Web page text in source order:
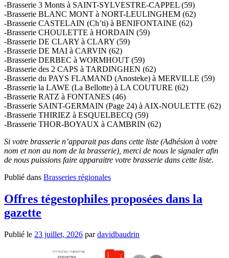
-Brasserie 3 Monts à SAINT-SYLVESTRE-CAPPEL (59)
-Brasserie BLANC MONT à NORT-LEULINGHEM (62)
-Brasserie CASTELAIN (Ch’ti) à BENIFONTAINE (62)
-Brasserie CHOULETTE à HORDAIN (59)
-Brasserie DE CLARY à CLARY (59)
-Brasserie DE MAI à CARVIN (62)
-Brasserie DERBEC à WORMHOUT (59)
-Brasserie des 2 CAPS à TARDINGHEN (62)
-Brasserie du PAYS FLAMAND (Anosteke) à MERVILLE (59)
-Brasserie la LAWE (La Bellotte) à LA COUTURE (62)
-Brasserie RATZ à FONTANES (46)
-Brasserie SAINT-GERMAIN (Page 24) à AIX-NOULETTE (62)
-Brasserie THIRIEZ à ESQUELBECQ (59)
-Brasserie THOR-BOYAUX à CAMBRIN (62)
Si votre brasserie n’apparait pas dans cette liste (Adhésion à votre
nom et non au nom de la brasserie), merci de nous le signaler afin
de nous puissions faire apparaitre votre brasserie dans cette liste.
Publié dans Brasseries régionales
Offres tégestophiles proposées dans la
gazette
Publié le 23 juillet, 2026 pardavidbaudrin